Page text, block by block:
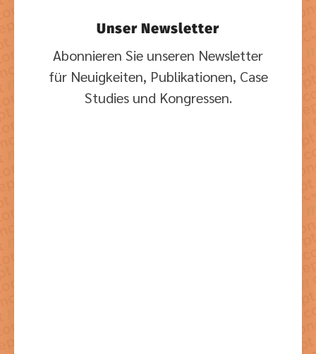
Unser Newsletter
Abonnieren Sie unseren Newsletter
für Neuigkeiten, Publikationen, Case
Studies und Kongressen.